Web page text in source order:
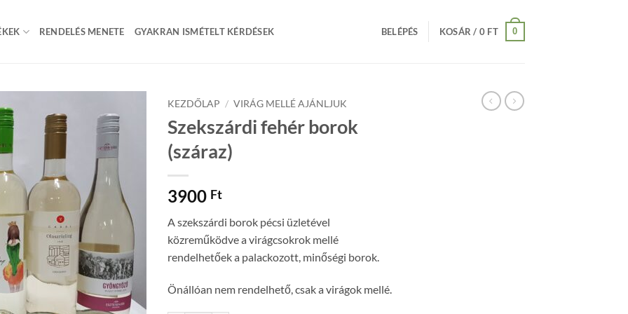
RENDELÉS MENETE GYAKRAN ISMÉTELT KÉRDÉSEK BELÉPÉS KOSÁR / 0 FT 0
KEZDŐLAP / VIRÁG MELLÉ AJÁNLJUK
Szekszárdi fehér borok
(száraz)
3900 Ft
A szekszárdi borok pécsi üzletével
közreműködve a virágcsokrok mellé
rendelhetőek a palackozott, minőségi borok.
Önállóan nem rendelhető, csak a virágok mellé.